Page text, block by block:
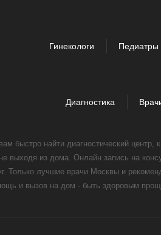
Гинекологи Педиатры
Диагностика
быстро найти диагностический
выходя из дома. Онлайн запись на
Только лучшие врачи Москвы и
и вызов на дом - быть здоровым